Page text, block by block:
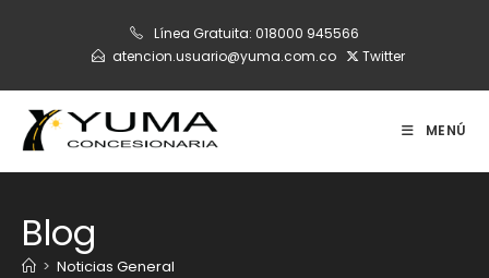
Línea Gratuita: 018000 945566
atencion.usuario@yuma.com.co
Twitter
MENÚ
Blog
> Noticias General